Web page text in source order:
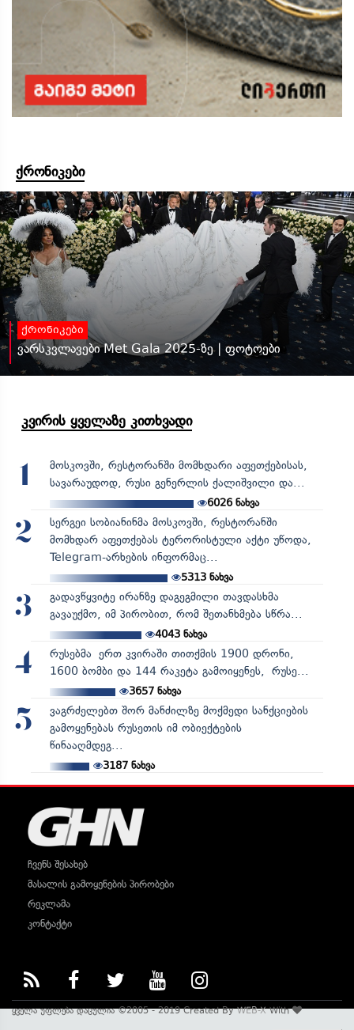
ქრონიკები
ქრონიკები
ვარსკვლავები Met Gala 2025-ზე | ფოტოები
კვირის ყველაზე კითხვადი
1
მოსკოვში, რესტორანში მომხდარი აფეთქებისას,
სავარაუდოდ, რუსი გენერლის ქალიშვილი და...
6026ნახვა
2
სერგეი სობიანინმა მოსკოვში, რესტორანში
მომხდარ აფეთქებას ტერორისტული აქტი უწოდა,
Telegram-არხების ინფორმაც...
5313ნახვა
3
გადავწყვიტე ირანზე დაგეგმილი თავდასხმა
გავაუქმო, იმ პირობით, რომ შეთანხმება სწრა...
4043ნახვა
4
რუსებმა ერთ კვირაში თითქმის 1900 დრონი,
1600 ბომბი და 144 რაკეტა გამოიყენეს, რუსე...
3657ნახვა
5
ვაგრძელებთ შორ მანძილზე მოქმედი სანქციების
გამოყენებას რუსეთის იმ ობიექტების
წინააღმდეგ...
3187ნახვა
ჩვენს შესახებ
მასალის გამოყენების პირობები
რეკლამა
კონტაქტი
ყველა უფლება დაცულია ©2005 - 2019 Created ByWEB-XWith